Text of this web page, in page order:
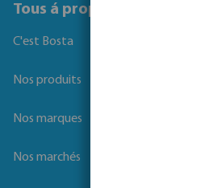
Tous á propos de Bosta
C'est Bosta
Nos produits
Nos marques
Nos marchés